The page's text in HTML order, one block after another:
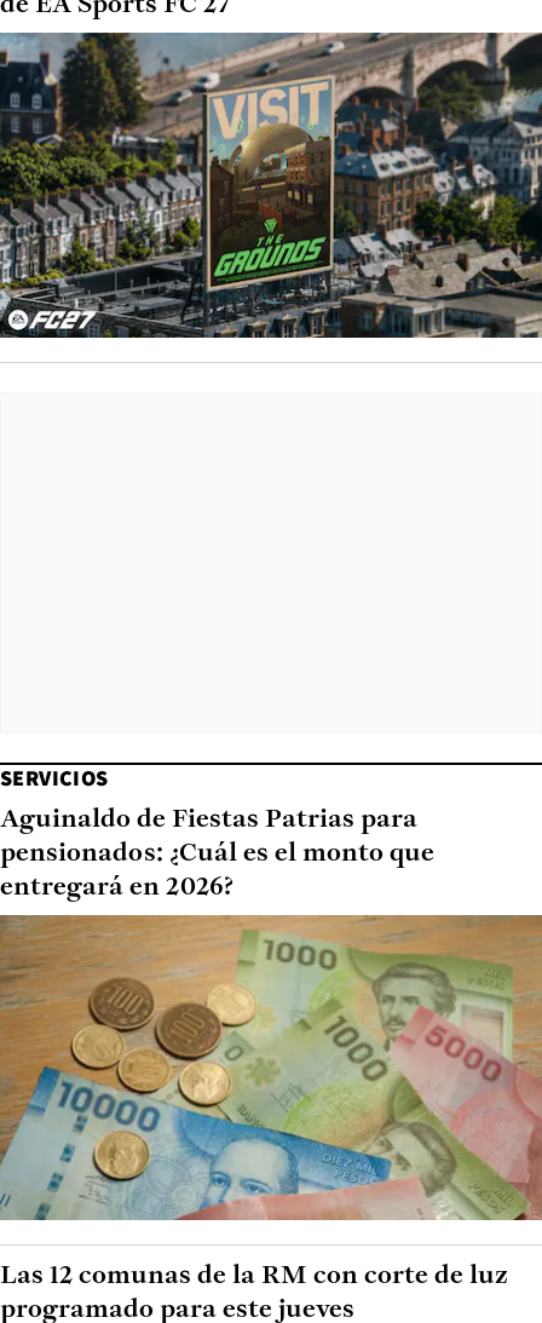
SERVICIOS
Aguinaldo de Fiestas Patrias para
pensionados: ¿Cuál es el monto que
entregará en 2026?
Las 12 comunas de la RM con corte de luz
programado para este jueves